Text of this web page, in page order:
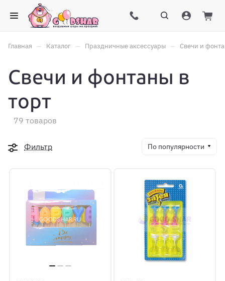
Главная – Каталог – Праздничные аксессуары – Свечи и
Свечи и фонтаны в
торт
79 товаров
Фильтр По популярности